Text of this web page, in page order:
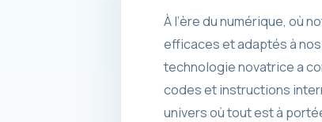
À l’ère du numérique, où
efficaces et adaptés à
technologie novatrice a
codes et instructions
univers où tout est à